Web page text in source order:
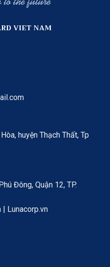
VIET NAM
huyện Thạch Thất, Tp
Đông, Quận 12, TP.
| Lunacorp.vn